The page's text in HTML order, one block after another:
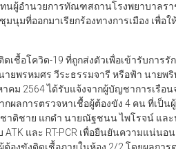
ทนผู้อำนวยการทัณฑสถานโรงพยาบาล
นุมที่ออกมาเรียกร้องทางการเมือง เพื่
ดเชื้อโควิด-19 ที่ถูกส่งตัวเพื่อเข้ารับกา
ยพรหมศร วีระธรรมจารี หรือฟ้า นายพ
คม 2564 ได้รับแจ้งจากผู้บัญชาการเรือ
กผลการตรวจหาเชื้อผู้ต้องขัง 4 คน ที่เป็
าติชาย แกดำ นายณัฐชนน ไพโรจน์ และ
และ RT-PCR เพื่อยืนยันความแน่น